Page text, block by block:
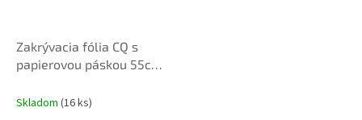
Zakrývacia fólia CQ s
papierovou páskou 55cm x
Skladom (16 ks)